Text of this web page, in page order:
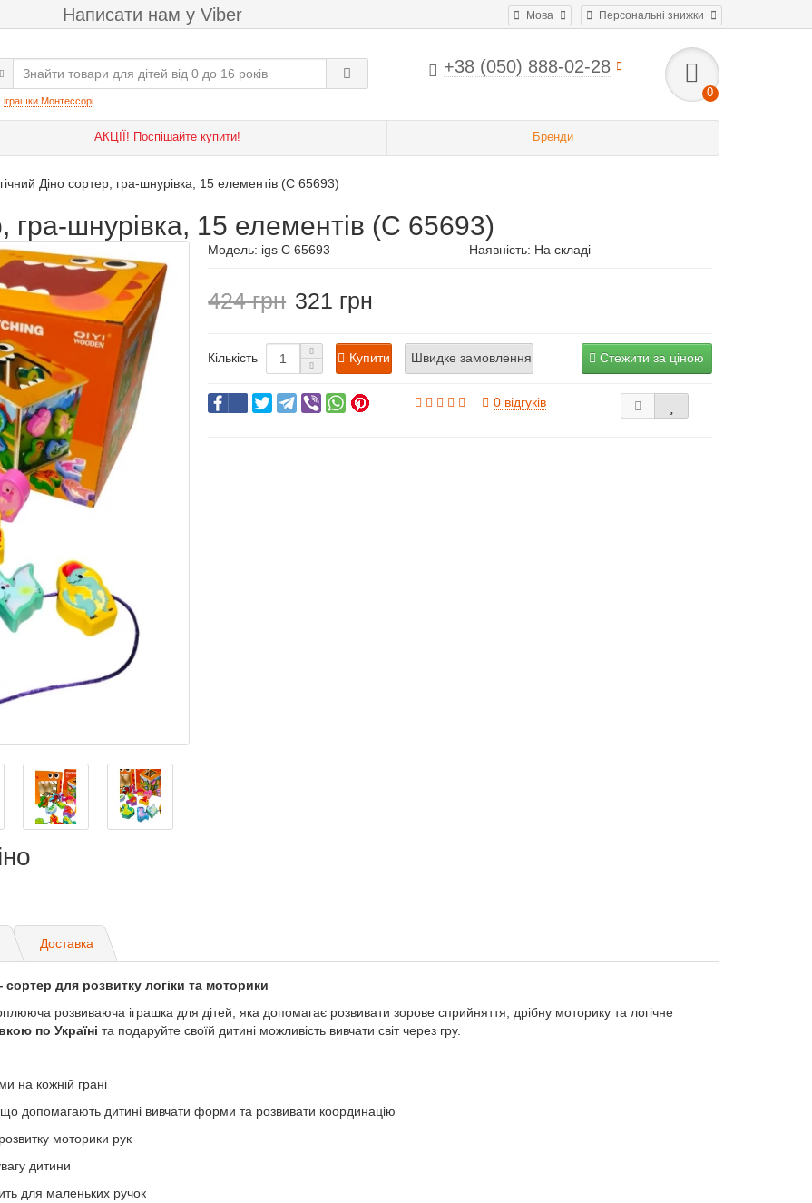
Персональні знижки
Мова
Написати нам у Viber
+38 (050) 888-02-28
0
іграшки Монтессорі
АКЦІЇ! Поспішайте купити! Бренди
Діно сортер, гра-шнурівка, 15 елементів (C 65693)
гра-шнурівка, 15 елементів (C 65693)
Модель: igs C 65693 Наявність: На складі
424 321
Кількість Купити Стежити за ціною
Швидке замовлення
0 відгуків
Доставка
для розвитку логіки та моторики
розвиваюча іграшка для дітей, яка допомагає розвивати зорове сприйняття, дрібну моторику та логічне
по Україні та подаруйте своїй дитині можливість вивчати світ через гру.
на кожній грані
що допомагають дитині вивчати форми та розвивати координацію
моторики рук
дитини
для маленьких ручок